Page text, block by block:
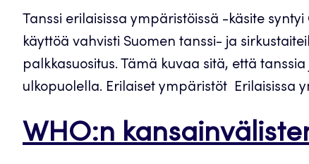
Tanssi erilaisissa ympäristöissä -käsite
käyttöä vahvisti Suomen tanssi- ja
palkkasuositus. Tämä kuvaa sitä, että
ulkopuolella. Erilaiset ympäristöt Erilaisissa
WHO:n